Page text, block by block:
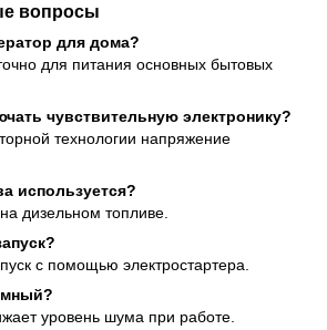
вопросы
для дома?
для питания основных бытовых
чувствительную электронику?
технологии напряжение
используется?
дизельном топливе.
с помощью электростартера.
уровень шума при работе.